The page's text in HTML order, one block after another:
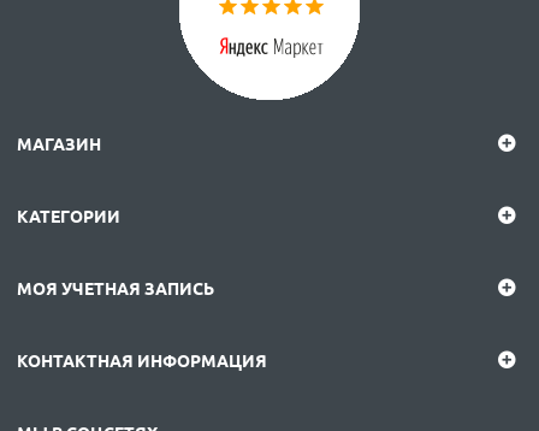
МАГАЗИН
КАТЕГОРИИ
МОЯ УЧЕТНАЯ ЗАПИСЬ
КОНТАКТНАЯ ИНФОРМАЦИЯ